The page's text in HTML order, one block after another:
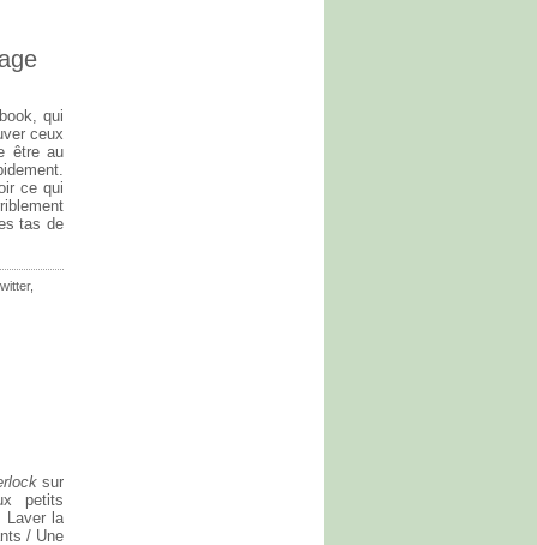
qui
ceux
être au
ce qui
tas de
,
sur
petits
Laver la
/ Une